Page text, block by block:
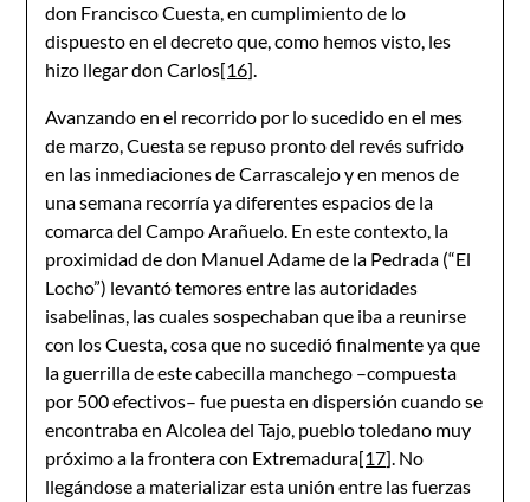
don Francisco Cuesta, en cumplimiento de lo
dispuesto en el decreto que, como hemos visto, les
hizo llegar don Carlos[16].
Avanzando en el recorrido por lo sucedido en el mes
de marzo, Cuesta se repuso pronto del revés sufrido
en las inmediaciones de Carrascalejo y en menos de
una semana recorría ya diferentes espacios de la
comarca del Campo Arañuelo. En este contexto, la
proximidad de don Manuel Adame de la Pedrada (“El
Locho”) levantó temores entre las autoridades
isabelinas, las cuales sospechaban que iba a reunirse
con los Cuesta, cosa que no sucedió finalmente ya que
la guerrilla de este cabecilla manchego –compuesta
por 500 efectivos– fue puesta en dispersión cuando se
encontraba en Alcolea del Tajo, pueblo toledano muy
próximo a la frontera con Extremadura[17]. No
llegándose a materializar esta unión entre las fuerzas